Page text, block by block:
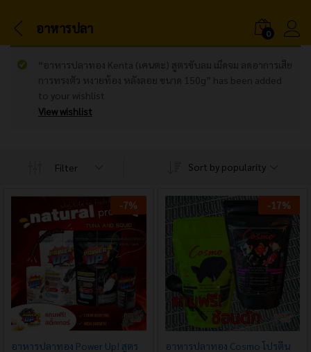
อาหารปลา 0
View wishlist
“อาหารปลาทอง Kenta (เคนตะ) สูตรขับลม เม็ดจม ลดอาการเสีย
การทรงตัว หงายท้อง หลังลอย ขนาด 150g” has been added
to your wishlist
Filter Sort by popularity
-7%
อาหารปลาทอง Power Up! สูตร
-17%
อาหารปลาทอง Cosmo โปรตีน